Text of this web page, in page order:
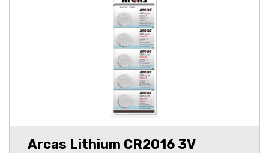
Arcas Lithium CR2016 3V